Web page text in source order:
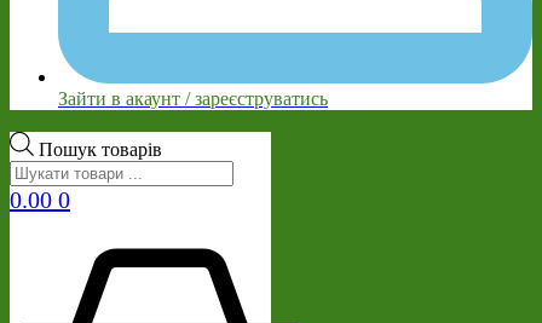
Зайти в акаунт / зареєструватись
Пошук товарів
0.00 0